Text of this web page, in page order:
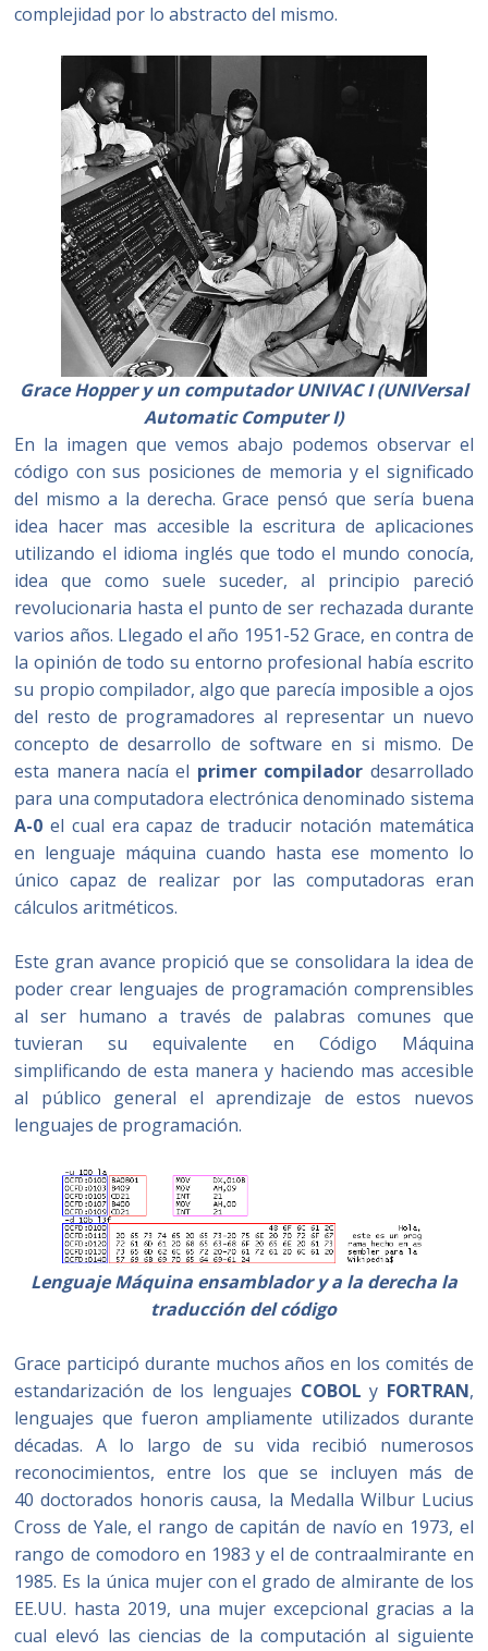
complejidad por lo abstracto del mismo.
Grace Hopper y un computadorUNIVACI (UNIVersal
Automatic Computer I)
En la imagen que vemos abajo podemos observar el
código con sus posiciones de memoria y el significado
del mismo a la derecha. Grace pensó que sería buena
idea hacer mas accesible la escritura de aplicaciones
utilizando el idioma inglés que todo el mundo conocía,
idea que como suele suceder, al principio pareció
revolucionaria hasta el punto de ser rechazada durante
varios años. Llegado el año 1951-52 Grace, en contra de
la opinión de todo su entorno profesional había escrito
su propio compilador, algo que parecía imposible a ojos
del resto de programadores al representar un nuevo
concepto de desarrollo de software en si mismo. De
esta manera nacía el primer compilador desarrollado
para una computadora electrónica denominado sistema
A-0 el cual era capaz de traducir notación matemática
en lenguaje máquina cuando hasta ese momento lo
único capaz de realizar por las computadoras eran
cálculos aritméticos.
Este gran avance propició que se consolidara la idea de
poder crear lenguajes de programación comprensibles
al ser humano a través de palabras comunes que
tuvieran su equivalente en Código Máquina
simplificando de esta manera y haciendo mas accesible
al público general el aprendizaje de estos nuevos
lenguajes de programación.
Lenguaje Máquina ensamblador y a la derecha la
traducción del código
Grace participó durante muchos años en los comités de
estandarización de los lenguajes COBOL y FORTRAN,
lenguajes que fueron ampliamente utilizados durante
décadas. A lo largo de su vida recibió numerosos
reconocimientos, entre los que se incluyen más de
40 doctorados honoris causa, la Medalla Wilbur Lucius
Cross de Yale, el rango de capitán de navío en 1973, el
rango de comodoro en 1983 y el de contraalmirante en
1985. Es la única mujer con el grado de almirante de los
EE.UU. hasta 2019, una mujer excepcional gracias a la
cual elevó las ciencias de la computación al siguiente